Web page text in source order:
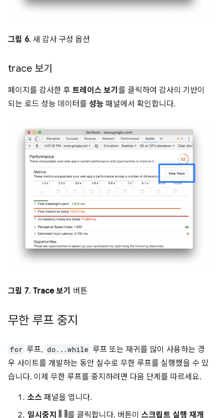
그림 6. 새 감사 구성 옵션
trace 보기
페이지를 감사한 후 트레이스 보기 를 클릭하여 감사의 기반이
되는 로드 성능 데이터를 성능 패널에서 확인합니다.
그림 7. Trace 보기 버튼
무한 루프 중지
for 루프, do...while 루프 또는 재귀를 많이 사용하는 경
우 사이트를 개발하는 동안 실수로 무한 루프를 실행했을 수 있
습니다. 이제 무한 루프를 중지하려면 다음 단계를 따르세요.
소스 패널을 엽니다.
일시중지
를 클릭합니다. 버튼이 스크립트 실행 재개